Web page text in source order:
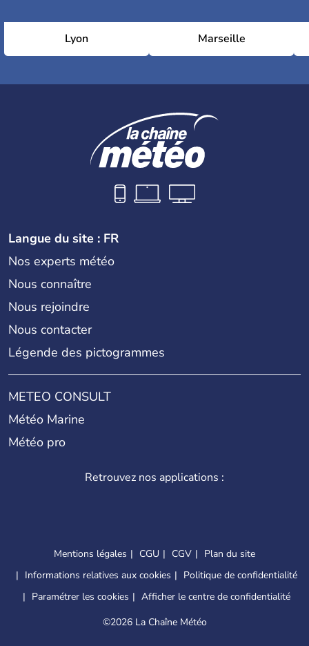
Lyon Marseille
Langue du site : FR
Nos experts météo
Nous connaître
Nous rejoindre
Nous contacter
Légende des pictogrammes
METEO CONSULT
Météo Marine
Météo pro
Retrouvez nos applications :
Mentions légales CGU CGV
Plan du site
Informations relatives aux cookies
Politique de confidentialité
Paramétrer les cookies
Afficher le centre de confidentialité
©2026 La Chaîne Météo